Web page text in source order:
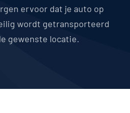
ervoor dat je auto op
wordt getransporteerd
gewenste locatie.